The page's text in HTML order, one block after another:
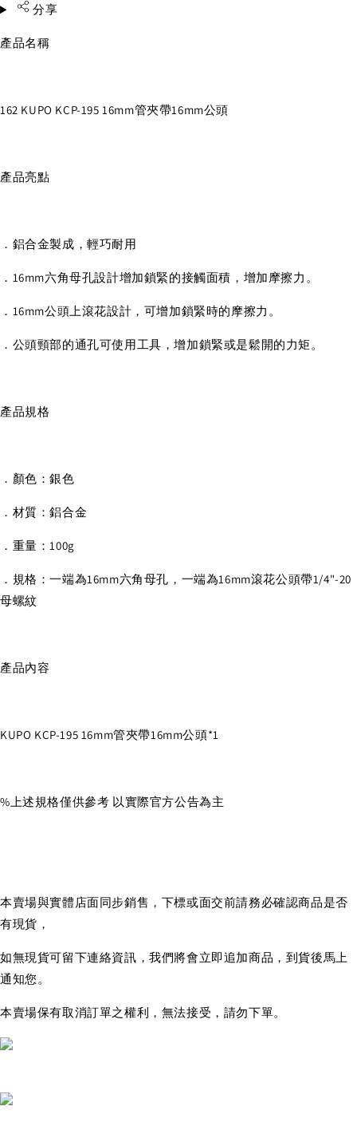
分享
產品名稱
162 KUPO KCP-195 16mm管夾帶16mm公頭
產品亮點
．鋁合金製成，輕巧耐用
．16mm六角母孔設計增加鎖緊的接觸面積，增加摩擦力。
．16mm公頭上滾花設計，可增加鎖緊時的摩擦力。
．公頭頸部的通孔可使用工具，增加鎖緊或是鬆開的力矩。
產品規格
．顏色：銀色
．材質：鋁合金
．重量：100g
．規格：一端為16mm六角母孔，一端為16mm滾花公頭帶1/4"-20
母螺紋
產品內容
KUPO KCP-195 16mm管夾帶16mm公頭*1
%上述規格僅供參考 以實際官方公告為主
本賣場與實體店面同步銷售，下標或面交前請務必確認商品是否
有現貨，
如無現貨可留下連絡資訊，我們將會立即追加商品，到貨後馬上
通知您。
本賣場保有取消訂單之權利，無法接受，請勿下單。